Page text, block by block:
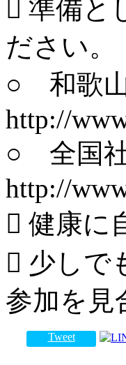
 準備と
ださい。
○ 和歌山
http://
○ 全国社
http://
 健康に
 少しで
参加を見
Tweet